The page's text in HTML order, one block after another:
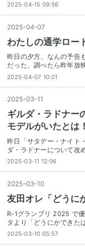
2025-04-15 09:56
2025-04-07
わたしの通学ロー
昨日の夕方、なんの予告
だった。調べたら昨年放
2025-04-07 10:01
2025-03-11
ギルダ・ラドナー
モデルがいたとは！
昨日「サタデー・ナイト
ダ・ラドナーについて改
2025-03-11 12:06
2025-03-10
友田オレ「どうに
R-1グランプリ 2025 で
タより「どうにかできた
2025-03-10 05:57